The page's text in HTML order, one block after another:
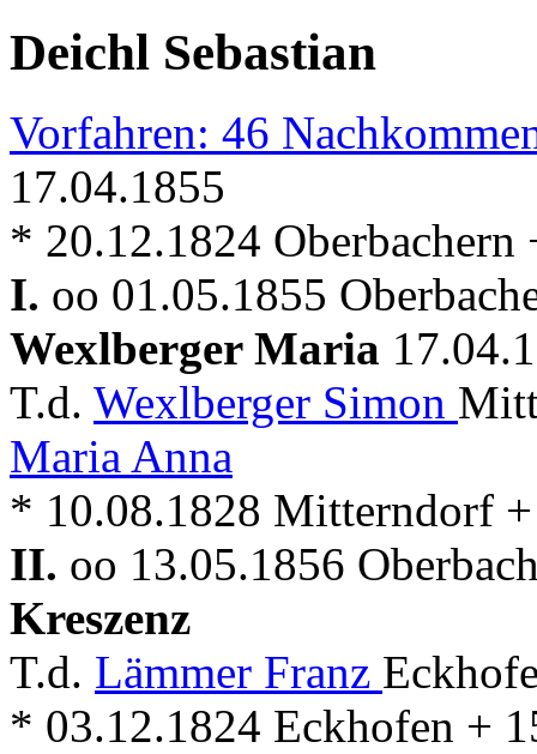
Deichl Sebastian
Vorfahren: 46
17.04.1855
* 20.12.1824 Oberbachern
I. oo 01.05.1855
Wexlberger Maria
T.d. Wexlberger Simon
Maria Anna
* 10.08.1828 Mitterndorf
II. oo 13.05.1856
Kreszenz
T.d. Lämmer Franz
* 03.12.1824 Eckhofen +